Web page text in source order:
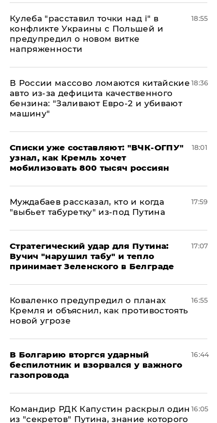
Кулеба "расставил точки над і" в
конфликте Украины с Польшей и
предупредил о новом витке
напряженности
18:55
В России массово ломаются китайские
авто из-за дефицита качественного
бензина: "Заливают Евро-2 и убивают
машину"
18:36
Списки уже составляют: "ВЧК-ОГПУ"
узнал, как Кремль хочет
мобилизовать 800 тысяч россиян
18:01
Муждабаев рассказал, кто и когда
"выбьет табуретку" из-под Путина
17:59
Стратегический удар для Путина:
Вучич "нарушил табу" и тепло
принимает Зеленского в Белграде
17:07
Коваленко предупредил о планах
Кремля и объяснил, как противостоять
новой угрозе
16:55
В Болгарию вторгся ударный
беспилотник и взорвался у важного
газопровода
16:44
Командир РДК Капустин раскрыл один
из "секретов" Путина, знание которого
16:05